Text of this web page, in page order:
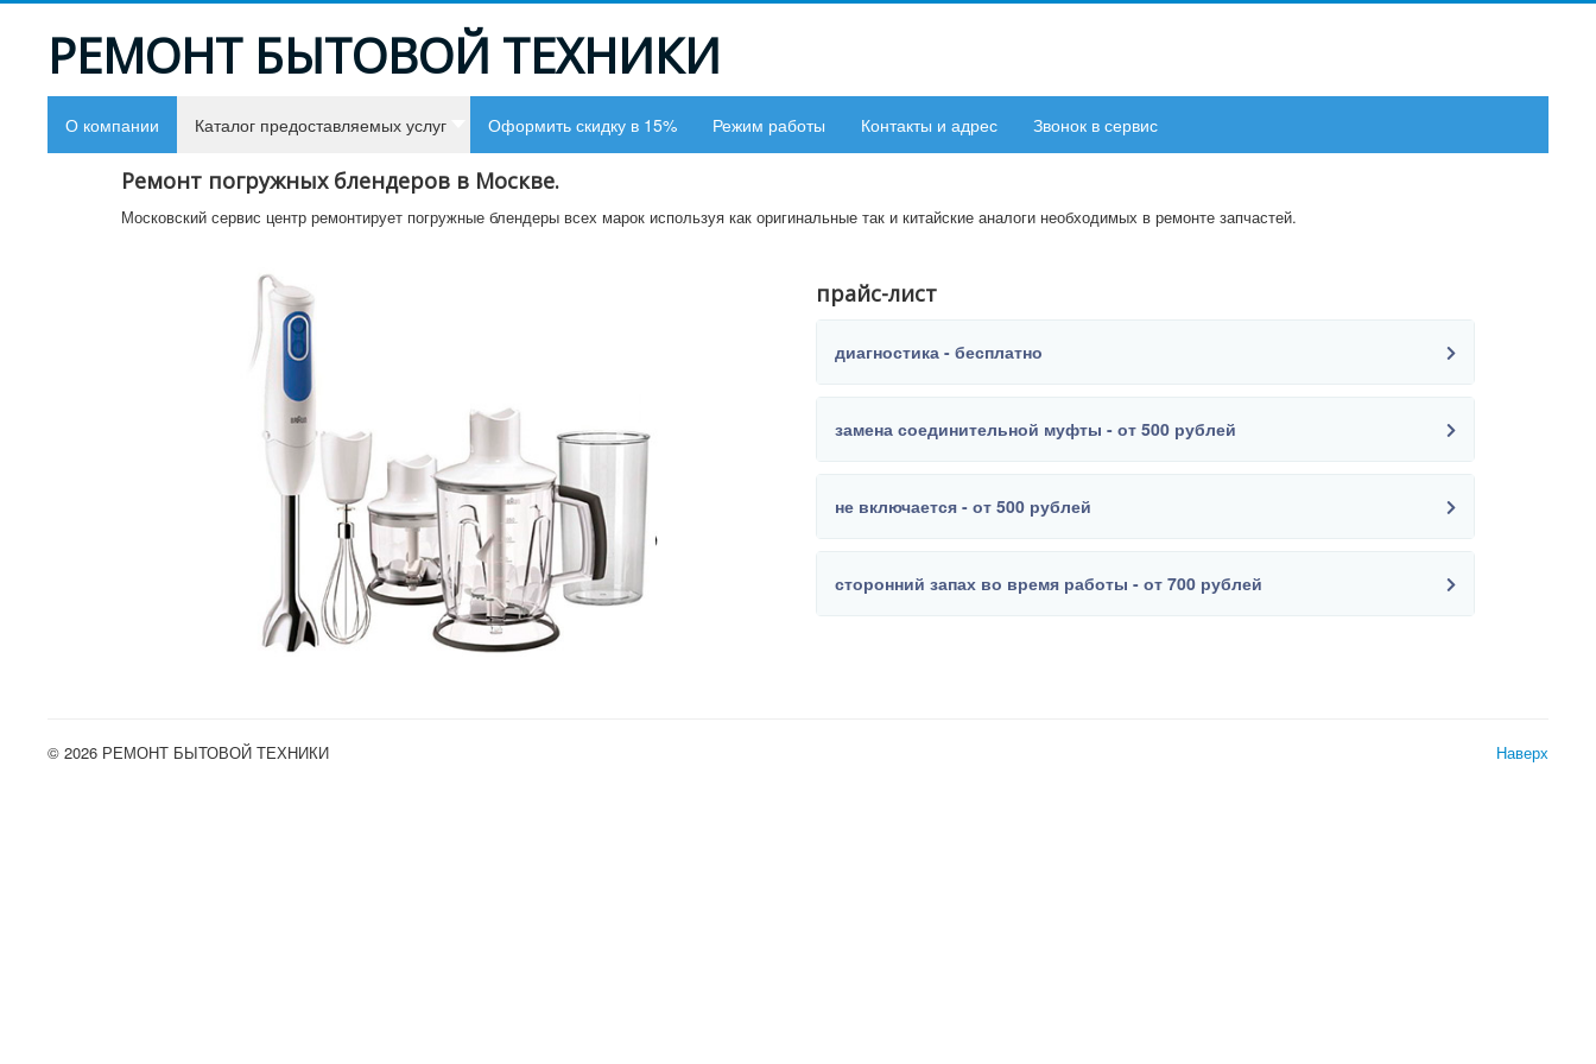
РЕМОНТ БЫТОВОЙ ТЕХНИКИ
О компании Каталог предоставляемых услуг Оформить скидку в 15% Режим работы Контакты и адрес Звонок в сервис
Ремонт погружных блендеров в Москве.
Московский сервис центр ремонтирует погружные блендеры всех марок используя как оригинальные так и китайские аналоги необходимых в ремонте запчастей.
прайс-лист
диагностика - бесплатно
замена соединительной муфты - от 500 рублей
не включается - от 500 рублей
сторонний запах во время работы - от 700 рублей
Наверх
© 2026 РЕМОНТ БЫТОВОЙ ТЕХНИКИ